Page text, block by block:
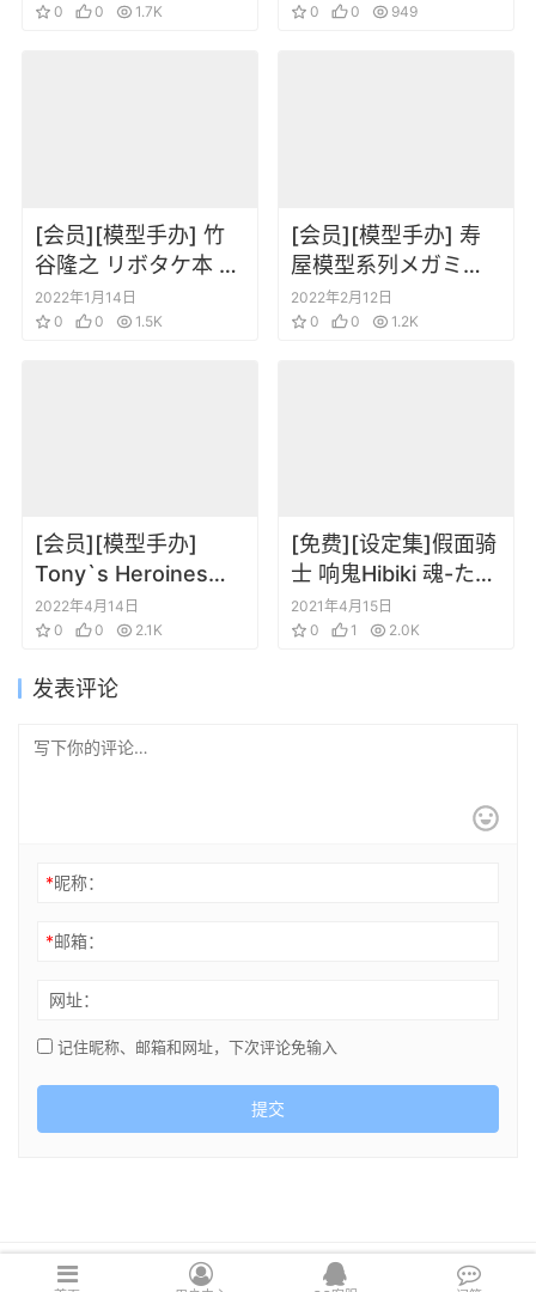
0
0 1.7K
Figure Collection
0
0 949
[会员][模型手办] 竹
谷隆之 リボタケ本 佛
像金刚设定
2022年1月14日
0
0 1.5K
[会员][模型手办] 寿
屋模型系列メガミデ
バイス 女神装置
Megami Device
2022年2月12日
0
0 1.2K
[会员][模型手办]
Tony`s Heroines
Works Guilty
Princess
2022年4月14日
0
0 2.1K
[免费][设定集]假面骑
士 响鬼Hibiki 魂-たま
しい 特写写真集
2021年4月15日
0
1 2.0K
发表评论
*昵称：
*邮箱：
网址：
记住昵称、邮箱和网址，下次评论免输入
提交
Copyright © 2021 cghsj.com 版权所有 Powered by 绘世界